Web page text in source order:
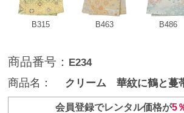
B315 B463 B486
商品番号： E234
商品名： クリーム 華紋に鶴と蔓
会員登録でレンタル価格が5